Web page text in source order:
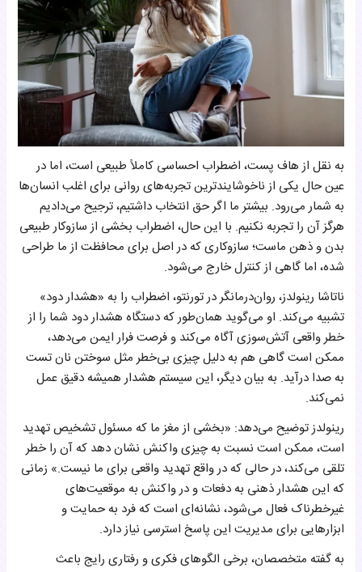
به نقل از هاف پست، اضطراب احساسی کاملاً طبیعی است، اما در
عین حال یکی از ناخوشایندترین تجربه‌های روانی برای اغلب انسان‌ها
به شمار می‌رود. بیشتر ما اگر حق انتخاب داشتیم، ترجیح می‌دادیم
هرگز آن را تجربه نکنیم. با این حال، اضطراب بخشی از سازوکار طبیعی
بدن و ذهن ماست؛ سازوکاری که در اصل برای محافظت از ما طراحی
شده، اما گاهی از کنترل خارج می‌شود.
ناتاشا رینولدز، روان‌درمانگر در تورنتو، اضطراب را به «هشدار دود»
تشبیه می‌کند. او می‌گوید همان‌طور که دستگاه هشدار دود شما را از
خطر واقعی آتش‌سوزی آگاه می‌کند و فرصت فرار ایمن می‌دهد،
ممکن است گاهی هم به دلیل چیزی بی‌خطر مثل سوختن نان تست
به صدا درآید. به بیان دیگر، این سیستم هشدار همیشه دقیق عمل
نمی‌کند.
رینولدز توضیح می‌دهد: «بخشی از مغز ما که مسئول تشخیص تهدید
است، ممکن است نسبت به چیزی واکنش نشان دهد که آن را خطر
تلقی می‌کند، در حالی که در واقع تهدید واقعی برای ما نیست.» زمانی
که این هشدار ذهنی به دفعات و در واکنش به موقعیت‌های
غیرخطرناک فعال می‌شود، نشانه‌ای است که فرد به حمایت و
ابزارهایی برای مدیریت این پاسخ استرسی نیاز دارد.
به گفته متخصصان، برخی الگوهای فکری و رفتاری رایج باعث